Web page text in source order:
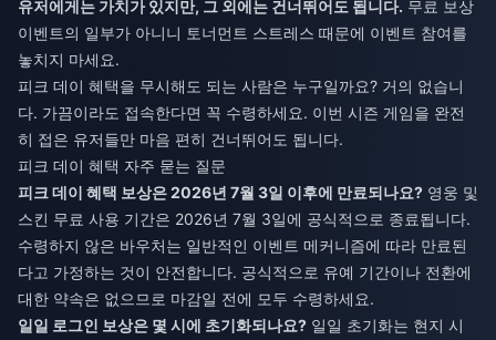
유저에게는 가치가 있지만, 그 외에는 건너뛰어도 됩니다. 무료 보상
이벤트의 일부가 아니니 토너먼트 스트레스 때문에 이벤트 참여를
놓치지 마세요.
피크 데이 혜택을 무시해도 되는 사람은 누구일까요? 거의 없습니
다. 가끔이라도 접속한다면 꼭 수령하세요. 이번 시즌 게임을 완전
히 접은 유저들만 마음 편히 건너뛰어도 됩니다.
피크 데이 혜택 자주 묻는 질문
피크 데이 혜택 보상은 2026년 7월 3일 이후에 만료되나요? 영웅 및
스킨 무료 사용 기간은 2026년 7월 3일에 공식적으로 종료됩니다.
수령하지 않은 바우처는 일반적인 이벤트 메커니즘에 따라 만료된
다고 가정하는 것이 안전합니다. 공식적으로 유예 기간이나 전환에
대한 약속은 없으므로 마감일 전에 모두 수령하세요.
일일 로그인 보상은 몇 시에 초기화되나요? 일일 초기화는 현지 시